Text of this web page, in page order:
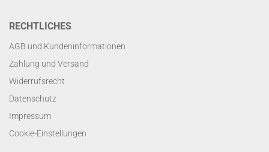
RECHTLICHES
AGB und Kundeninformationen
Zahlung und Versand
Widerrufsrecht
Datenschutz
Impressum
Cookie-Einstellungen